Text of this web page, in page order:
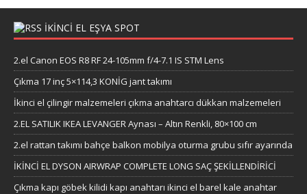
İKİNCİ EL EŞYA SPOT
2.el Canon EOS R8 RF 24-105mm f/4-7.1 IS STM Lens
Çıkma 17 inç 5×114,3 KONİG jant takımı
İkinci el çilingir malzemeleri çıkma anahtarcı dükkan malzemeleri
2.EL SATILIK IKEA LEVANGER Aynası – Altın Renkli, 80×100 cm
2.el rattan takımı bahçe balkon mobilya oturma grubu sıfır ayarında
İKİNCİ EL DYSON AIRWRAP COMPLETE LONG SAÇ ŞEKİLLENDİRİCİ
Çıkma kapı göbek kilidi kapı anahtarı ikinci el barel kale anahtar